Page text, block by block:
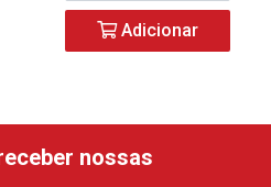
Adicionar
nossas